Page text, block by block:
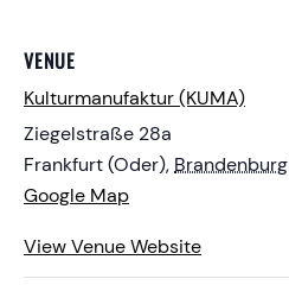
VENUE
Kulturmanufaktur (KUMA)
Ziegelstraße 28a
Frankfurt (Oder), Brandenburg
Google Map
View Venue Website